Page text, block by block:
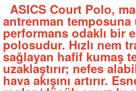
ASICS Court Polo,
antrenman temposuna
performans odaklı bir
polosudur. Hızlı nem
sağlayan hafif kumaş
uzaklaştırır; nefes
hava akışını artırır.